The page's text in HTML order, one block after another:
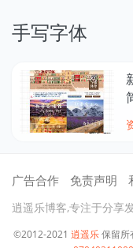
手写字体
广告合作 免责声明
逍遥乐博客,专注于分享
©2012-2021 逍遥乐保留所